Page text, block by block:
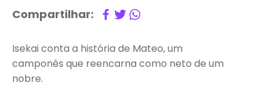
Compartilhar:
Isekai conta a história de Mateo, um
camponês que reencarna como neto de um
nobre.